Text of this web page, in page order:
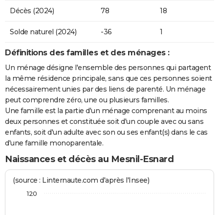
Décès (2024) 78 18
Solde naturel (2024) -36 1
Définitions des familles et des ménages :
Un ménage désigne l'ensemble des personnes qui partagent
la même résidence principale, sans que ces personnes soient
nécessairement unies par des liens de parenté. Un ménage
peut comprendre zéro, une ou plusieurs familles.
Une famille est la partie d'un ménage comprenant au moins
deux personnes et constituée soit d'un couple avec ou sans
enfants, soit d'un adulte avec son ou ses enfant(s) dans le cas
d'une famille monoparentale.
Naissances et décès au Mesnil-Esnard
(source : Linternaute.com d'après l'Insee)
120